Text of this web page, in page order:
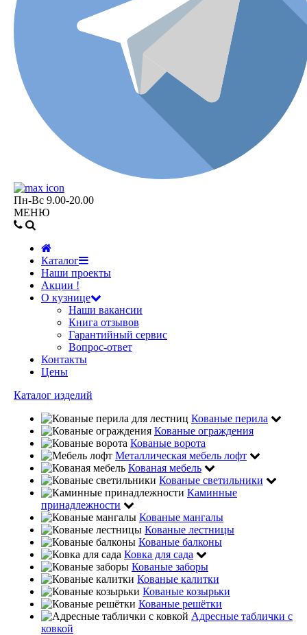
Пн-Вс 9.00-20.00
МЕНЮ
Каталог
Наши проекты
Акции !
О кузнице
Наши вакансии
Книга отзывов
Гарантийный сервис
Вопрос-ответ
Контакты
Цены
Каталог изделий
Кованые перила
Кованые ограждения
Кованые ворота
Металлическая мебель лофт
Кованая мебель
Кованые светильники
Каминные
принадлежности
Кованые мангалы
Кованые лестницы
Кованые балконы
Ковка для сада
Кованые заборы
Кованые калитки
Кованые козырьки
Кованые решётки
Адресные таблички с
ковкой